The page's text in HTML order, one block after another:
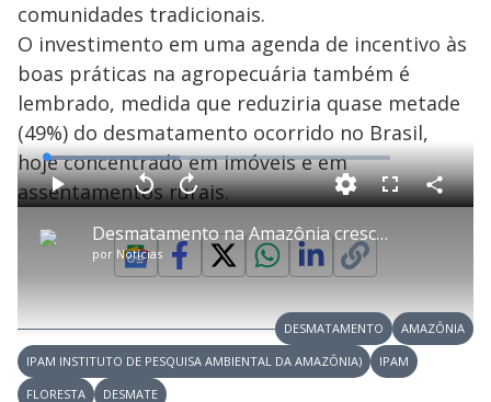
comunidades tradicionais.
O investimento em uma agenda de incentivo às
boas práticas na agropecuária também é
lembrado, medida que reduziria quase metade
(49%) do desmatamento ocorrido no Brasil,
hoje concentrado em imóveis e em
assentamentos rurais.
P
l
a
Desmatamento na Amazônia cresce 29% em 2021 e é o maior dos últimos dez anos
por Notícias
P V
t
a
r
1
0
n
d
o
s
A
n
ç
a
1
u
n
d
o
s
L
o
a
d
e
:
3
8
2
F C
o
a
DESMATAMENTO
AMAZÔNIA
IPAM INSTITUTO DE PESQUISA AMBIENTAL DA AMAZÔNIA)
IPAM
FLORESTA
DESMATE